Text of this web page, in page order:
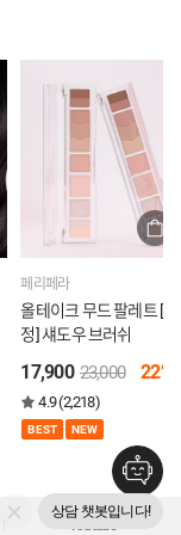
페리페라
올테이크 무드 팔레트 [증
정] 섀도우 브러쉬
17,900 23,000 22%
4.9 (2,218)
BEST NEW
Youtube
상담 챗봇입니다!